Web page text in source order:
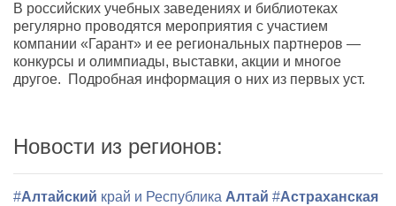
В российских учебных заведениях и библиотеках
регулярно проводятся мероприятия с участием
компании «Гарант» и ее региональных партнеров —
конкурсы и олимпиады, выставки, акции и многое
другое. Подробная информация о них из первых уст.
Новости из регионов:
#Алтайский край и Республика Алтай #Астраханская